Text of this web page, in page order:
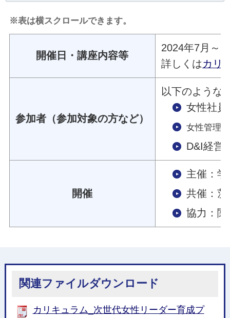
※表は横スクロールできます。
開催日・講座内容等
2024年7月～
詳しくはカリ
参加者（参加対象の方など）
以下のよう
女性社
女性管理
D&I経営
開催
主催：
共催：
協力：
関連ファイルダウンロード
カリキュラム_次世代女性リーダー育成プ